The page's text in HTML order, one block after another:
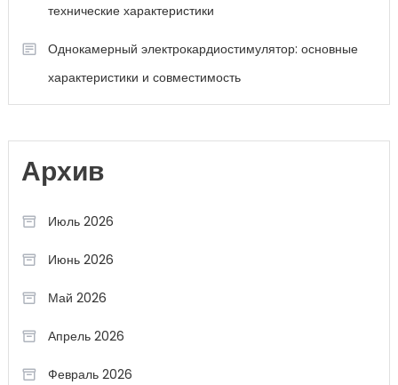
технические характеристики
Однокамерный электрокардиостимулятор: основные
характеристики и совместимость
Архив
Июль 2026
Июнь 2026
Май 2026
Апрель 2026
Февраль 2026